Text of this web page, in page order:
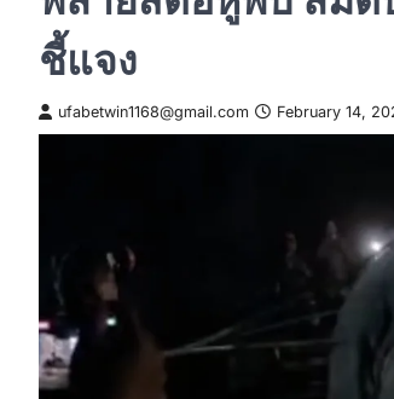
ชี้แจง
ufabetwin1168@gmail.com February 14,